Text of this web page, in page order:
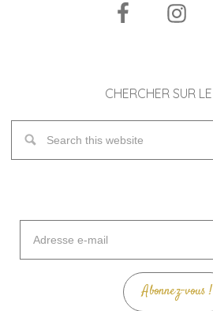
CHERCHER SUR
mail
Abonnez-vous !